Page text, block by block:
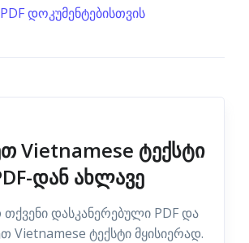
დოკუმენტებისთვის
Vietnamese ტექსტი
დან ახლავე
დასკანერებული PDF და
Vietnamese ტექსტი მყისიერად.